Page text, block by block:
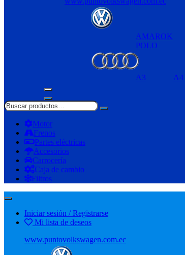
AMAROK
POLO
A3 A4
Motor
Frenos
Partes eléctricas
Accesorios
Carrocería
Caja de cambio
Filtros
Iniciar sesión / Registrarse
Mi lista de deseos
www.puntovolkswagen.com.ec